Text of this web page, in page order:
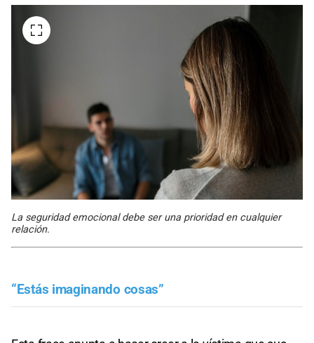
La seguridad emocional debe ser una prioridad en cualquier
relación.
“Estás imaginando cosas”